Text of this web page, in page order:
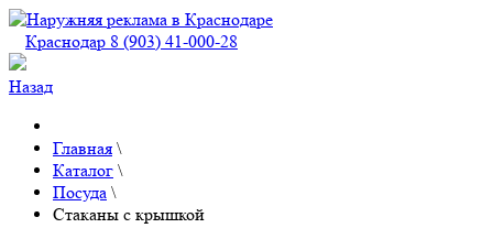
Краснодар 8 (903) 41-000-28
Назад
Главная \
Каталог \
Посуда \
Стаканы с крышкой